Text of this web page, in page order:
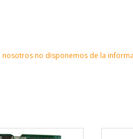
no disponemos de la